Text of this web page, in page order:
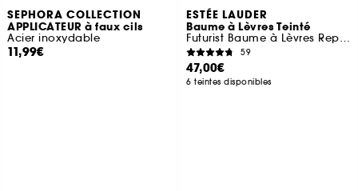
SEPHORA COLLECTION
APPLICATEUR à faux cils
Acier inoxydable
11,99€
ESTÉE LAUDER
Baume à Lèvres Teinté
Futurist Baume à Lèvres Repulpant
59
47,00€
6 teintes disponibles